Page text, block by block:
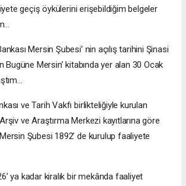
geçiş öykülerini erişebildiğim belgeler
Mersin Şubesi’ nin açılış tarihini Şinasi
Bugüne Mersin’ kitabında yer alan 30 Ocak
ve Tarih Vakfı birlikteliğiyle kurulan
ve Araştırma Merkezi kayıtlarına göre
Şubesi 1892’ de kurulup faaliyete
ya kadar kiralık bir mekânda faaliyet